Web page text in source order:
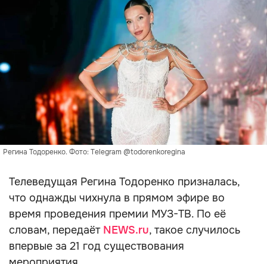
Регина Тодоренко. Фото: Telegram @todorenkoregina
Телеведущая Регина Тодоренко призналась,
что однажды чихнула в прямом эфире во
время проведения премии МУЗ-ТВ. По её
словам, передаёт NEWS.ru, такое случилось
впервые за 21 год существования